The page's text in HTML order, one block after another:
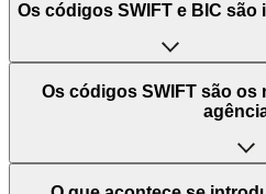
Os códigos SWIFT e BIC são
O acrónimo SWIFT significa
Interbank Financial
Mundiais)". Trata-se de uma
processam pagamentos entre
Os códigos SWIFT são os